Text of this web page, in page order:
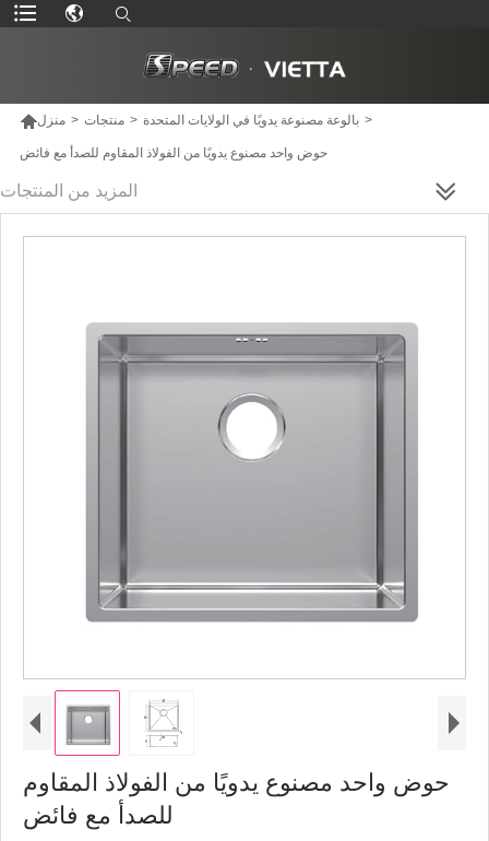
منزل > منتجات > بالوعة مصنوعة يدويًا في الولايات المتحدة >
حوض واحد مصنوع يدويًا من الفولاذ المقاوم للصدأ مع فائض
المزيد من المنتجات
حوض واحد مصنوع يدويًا من الفولاذ المقاوم
للصدأ مع فائض